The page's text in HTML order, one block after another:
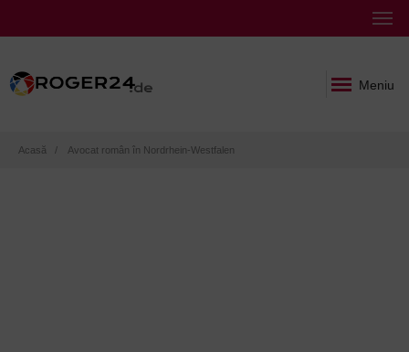
Meniu
Breadcrumb
Acasă Avocat român în Nordrhein-Westfalen